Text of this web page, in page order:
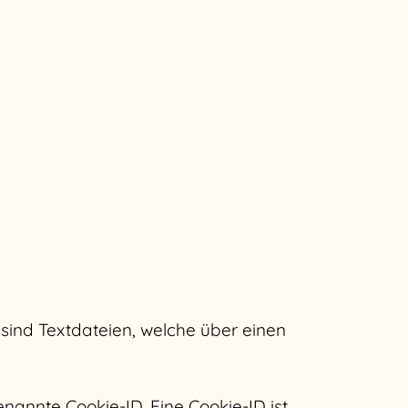
Textdateien, welche über einen